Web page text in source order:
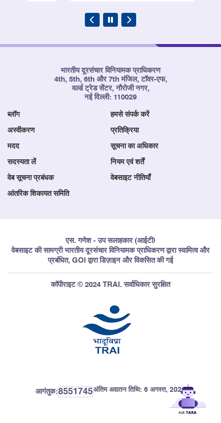
भारतीय दूरसंचार विनियामक प्राधिकरण
4th, 5th, 6th और 7th मंजिल, टॉवर-एफ,
वर्ल्ड ट्रेड सेंटर, नौरोजी नगर,
नई दिल्ली: 110029
ब्लॉग हमसे संपर्क करें
अस्वीकरण प्रतिक्रिया
मदद सूचना का अधिकार
सदस्यता लें नियम एवं शर्तें
वेब सूचना प्रबंधक वेबसाइट नीतियाँ
आंतरिक शिकायत समिति
एस. गणेश - उप सलाहकार (आईटी)
वेबसाइट की सामग्री भारतीय दूरसंचार विनियामक प्राधिकरण द्वारा स्वामित्व और
प्रबंधित, GOI द्वारा डिज़ाइन और विकसित की गई
कॉपीराइट © 2024 TRAI. सर्वाधिकार सुरक्षित
आगंतुक:8551745अंतिम अद्यतन तिथि: 6 अगस्त, 2026